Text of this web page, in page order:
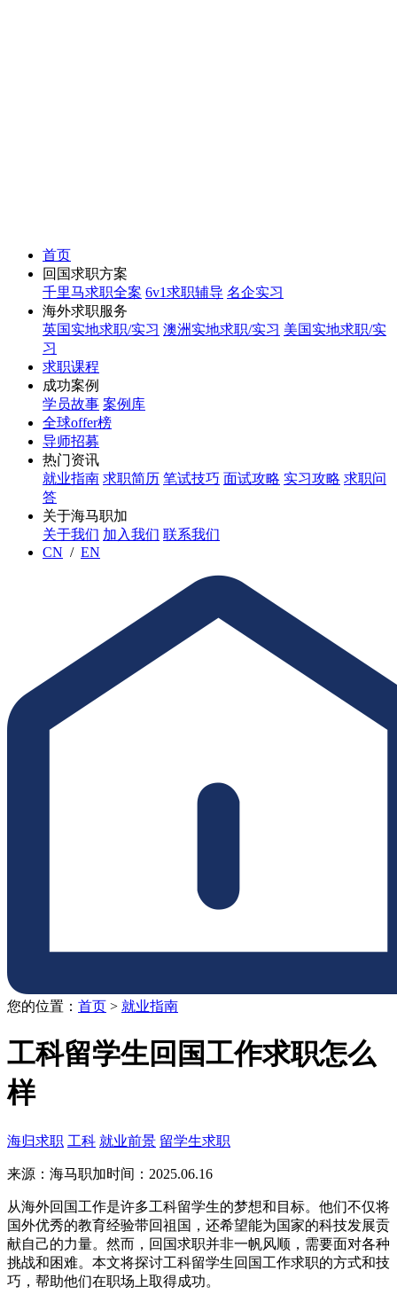
首页
回国求职方案
千里马求职全案 6v1求职辅导 名企实习
海外求职服务
英国实地求职/实习 澳洲实地求职/实习 美国实地求职/实
习
求职课程
成功案例
学员故事 案例库
全球offer榜
导师招募
热门资讯
就业指南 求职简历 笔试技巧 面试攻略 实习攻略 求职问
答
关于海马职加
关于我们 加入我们 联系我们
CN / EN
您的位置： 首页 > 就业指南
工科留学生回国工作求职怎么
样
海归求职 工科 就业前景 留学生求职
来源：海马职加时间：2025.06.16
从海外回国工作是许多工科留学生的梦想和目标。他们不仅将
国外优秀的教育经验带回祖国，还希望能为国家的科技发展贡
献自己的力量。然而，回国求职并非一帆风顺，需要面对各种
挑战和困难。本文将探讨工科留学生回国工作求职的方式和技
巧，帮助他们在职场上取得成功。